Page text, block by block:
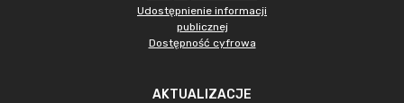
Udostępnienie informacji
publicznej
Dostępność cyfrowa
AKTUALIZACJE